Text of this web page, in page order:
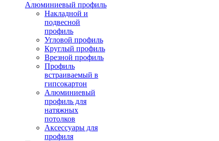
Алюминиевый профиль
Накладной и
подвесной
профиль
Угловой профиль
Круглый профиль
Врезной профиль
Профиль
встраиваемый в
гипсокартон
Алюминиевый
профиль для
натяжных
потолков
Аксессуары для
профиля